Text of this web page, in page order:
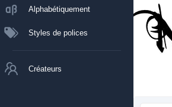
Alphabétiquement
Styles de polices
Créateurs